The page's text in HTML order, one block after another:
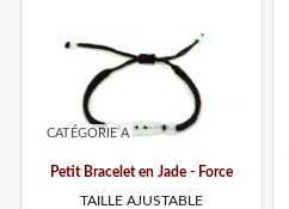
CATÉGORIE A
Petit Bracelet en Jade - Force
TAILLE AJUSTABLE